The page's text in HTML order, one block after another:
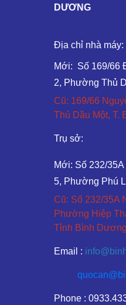
DƯƠNG
Địa chỉ nhà máy:
Mới: Số 169/66
2, Phường Thủ
Cũ: 169/66
Thủ Dầu Một, T.
Trụ sở:
Mới: Số 232/
5, Phường Phú
Cũ: Số 232/35A
Phường Hiệp
Tỉnh Bình
Email :
Phone :